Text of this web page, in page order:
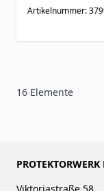
Artikelnummer:
16 Elemente